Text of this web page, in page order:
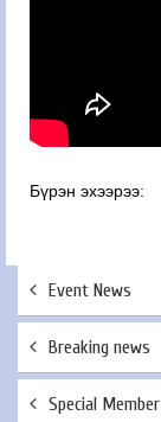
Бүрэн эхээрээ:
Event News
Breaking news
Special Member